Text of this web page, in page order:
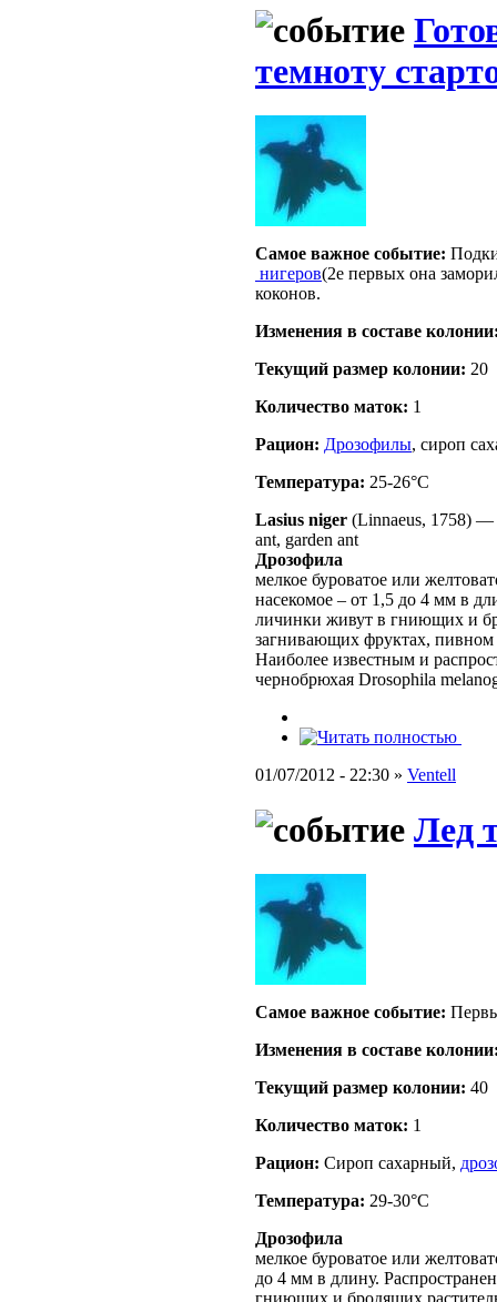
темноту
Самое важное событие:
нигеров(2е первых она
коконов.
Изменения в составе
Текущий размер кoлонии: 20
Количество маток: 1
Рацион: Дрозофилы, сироп
Температура: 25-26°C
Lasius niger (Linnaeus, 1758) —
ant, garden ant
Дрозофила
мелкое буроватое или
насекомое – от 1,5 до 4 мм в
личинки живут в гниющих и
загнивающих фруктах, пивном
Наиболее известным и
чернобрюхая Drosophila
01/07/2012 - 22:30 » Ventell
Лед
Самое важное событие:
Изменения в составе
Текущий размер кoлонии: 40
Количество маток: 1
Рацион: Сироп сахарный,
Температура: 29-30°C
Дрозофила
мелкое буроватое или
до 4 мм в длину.
гниющих и бродящих